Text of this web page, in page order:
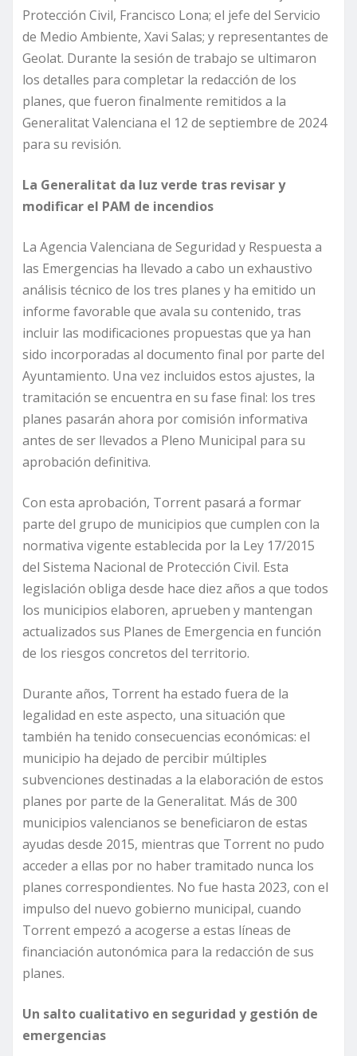
Protección Civil, Francisco Lona; el jefe del Servicio
de Medio Ambiente, Xavi Salas; y representantes de
Geolat. Durante la sesión de trabajo se ultimaron
los detalles para completar la redacción de los
planes, que fueron finalmente remitidos a la
Generalitat Valenciana el 12 de septiembre de 2024
para su revisión.
La Generalitat da luz verde tras revisar y
modificar el PAM de incendios
La Agencia Valenciana de Seguridad y Respuesta a
las Emergencias ha llevado a cabo un exhaustivo
análisis técnico de los tres planes y ha emitido un
informe favorable que avala su contenido, tras
incluir las modificaciones propuestas que ya han
sido incorporadas al documento final por parte del
Ayuntamiento. Una vez incluidos estos ajustes, la
tramitación se encuentra en su fase final: los tres
planes pasarán ahora por comisión informativa
antes de ser llevados a Pleno Municipal para su
aprobación definitiva.
Con esta aprobación, Torrent pasará a formar
parte del grupo de municipios que cumplen con la
normativa vigente establecida por la Ley 17/2015
del Sistema Nacional de Protección Civil. Esta
legislación obliga desde hace diez años a que todos
los municipios elaboren, aprueben y mantengan
actualizados sus Planes de Emergencia en función
de los riesgos concretos del territorio.
Durante años, Torrent ha estado fuera de la
legalidad en este aspecto, una situación que
también ha tenido consecuencias económicas: el
municipio ha dejado de percibir múltiples
subvenciones destinadas a la elaboración de estos
planes por parte de la Generalitat. Más de 300
municipios valencianos se beneficiaron de estas
ayudas desde 2015, mientras que Torrent no pudo
acceder a ellas por no haber tramitado nunca los
planes correspondientes. No fue hasta 2023, con el
impulso del nuevo gobierno municipal, cuando
Torrent empezó a acogerse a estas líneas de
financiación autonómica para la redacción de sus
planes.
Un salto cualitativo en seguridad y gestión de
emergencias